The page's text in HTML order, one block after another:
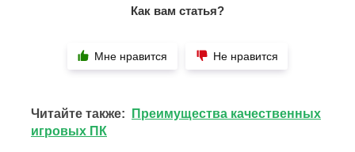
Как вам статья?
Мне нравится Не нравится
Читайте также:
Преимущества качественных
игровых ПК